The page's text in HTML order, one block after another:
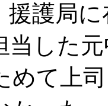
護局に
当した
めて上